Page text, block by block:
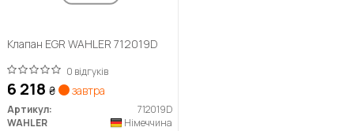
Клапан EGR WAHLER 712019D
0 відгуків
6 218 ₴ завтра
Артикул:
712019D
WAHLER
Німеччина